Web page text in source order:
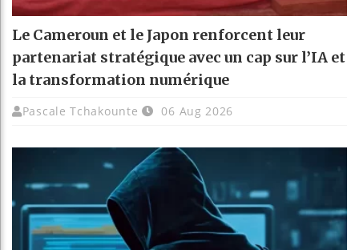
Le Cameroun et le Japon renforcent leur
partenariat stratégique avec un cap sur l’IA et
la transformation numérique
Pascale Tchakounte 06 Aug 2026